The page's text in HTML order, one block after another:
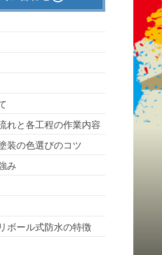
れと各工程の作業内容
装の色選びのコツ
み
ボール式防水の特徴